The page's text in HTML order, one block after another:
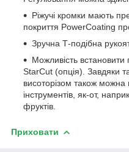
Ріжучі кромки мають
покриття PowerCoating
Зручна Т-подібна
Можливість встановити
StarCut (опція). Завдяки
висоторізом також можна
інструментів, як-от,
фруктів.
Приховати